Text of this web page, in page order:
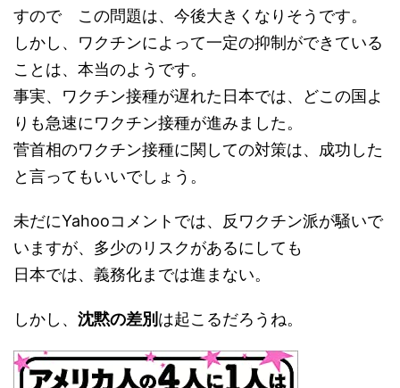
すので この問題は、今後大きくなりそうです。
しかし、ワクチンによって一定の抑制ができている
ことは、本当のようです。
事実、ワクチン接種が遅れた日本では、どこの国よ
りも急速にワクチン接種が進みました。
菅首相のワクチン接種に関しての対策は、成功した
と言ってもいいでしょう。
未だにYahooコメントでは、反ワクチン派が騒いで
いますが、多少のリスクがあるにしても
日本では、義務化までは進まない。
しかし、 沈黙の差別 は起こるだろうね。